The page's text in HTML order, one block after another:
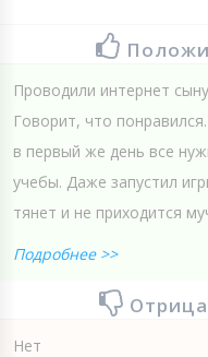
Проводили интернет
Говорит, что
в первый же день все
учебы. Даже запустил
тянет и не приходится
Подробнее >>
Нет